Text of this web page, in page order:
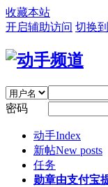
收藏本站
开启辅助访问 切换
密码
动手Index
新帖New posts
任务
勋章由支付宝